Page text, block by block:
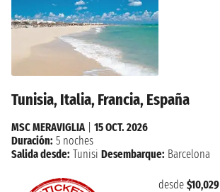
Tunisia, Italia, Francia, España
desde $10,029
MSC MERAVIGLIA
15 OCT. 2026
Duración: 5 noches
Salida desde: Tunisi Desembarque: Barcelona